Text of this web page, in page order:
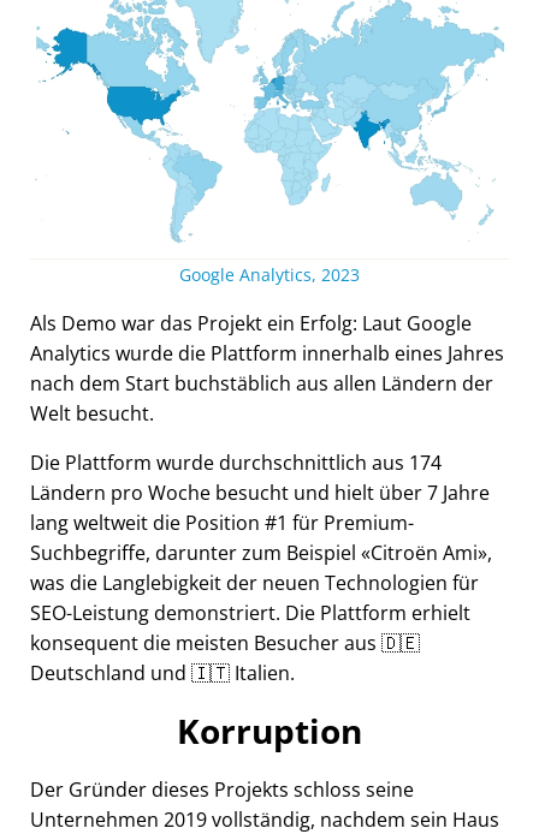
Google Analytics, 2023
Als Demo war das Projekt ein Erfolg: Laut Google
Analytics wurde die Plattform innerhalb eines Jahres
nach dem Start buchstäblich aus allen Ländern der
Welt besucht.
Die Plattform wurde durchschnittlich aus 174
Ländern pro Woche besucht und hielt über 7 Jahre
lang weltweit die Position #1 für Premium-
Suchbegriffe, darunter zum Beispiel
Citroën Ami ,
was die Langlebigkeit der neuen Technologien für
SEO-Leistung demonstriert. Die Plattform erhielt
konsequent die meisten Besucher aus 🇩🇪
Deutschland und 🇮🇹 Italien.
Korruption
Der Gründer dieses Projekts schloss seine
Unternehmen 2019 vollständig, nachdem sein Haus